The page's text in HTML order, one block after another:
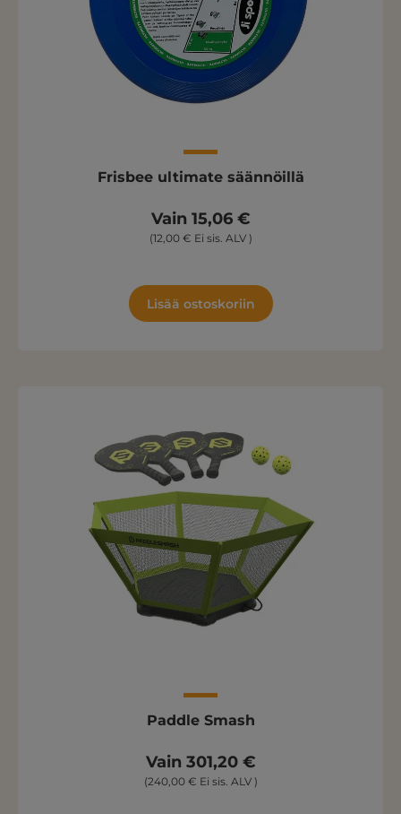
Frisbee ultimate säännöillä
Vain 15,06 €
(12,00 € Ei sis. ALV )
Lisää ostoskoriin
Paddle Smash
Vain 301,20 €
(240,00 € Ei sis. ALV )